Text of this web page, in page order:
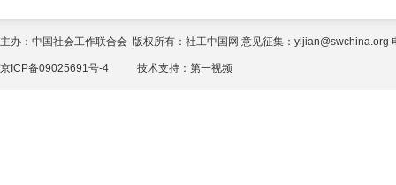
主办：中国社会工作联合会 版权所有：社工中国网 意见征集：yijian@swchina.org
京ICP备09025691号-4 技术支持： 第一视频